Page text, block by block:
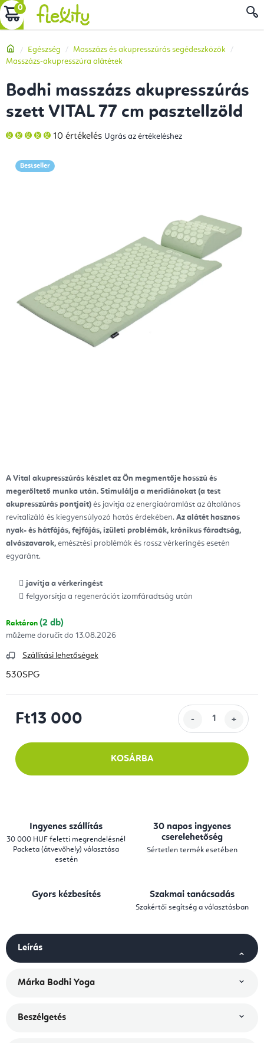
Ugrás
a
tartalomhoz
KOSÁR
Kezdőlap
Egészség
Masszázs és akupresszúrás segédeszközök
Masszázs-akupresszúra alátétek
A Vital akupresszúrás készlet az Ön megmentője hosszú és
megerőltető munka után. Stimulálja a meridiánokat (a test
akupresszúrás pontjait) és javítja az energiaáramlást az általános
revitalizáló és kiegyensúlyozó hatás érdekében. Az alátét hasznos
nyak- és hátfájás, fejfájás, ízületi problémák, krónikus fáradtság,
alvászavarok, emésztési problémák és rossz vérkeringés esetén
egyaránt.
javítja a vérkeringést
felgyorsítja a regenerációt izomfáradtság után
Raktáron (2 db)
13.08.2026
Szállítási lehetőségek
530SPG
Ft13 000
KOSÁRBA
Bodhi masszázs akupresszúrás
szett VITAL 77 cm pasztellzöld
A
termék
5-
ből
10 értékelés Ugrás az értékeléshez
Bestseller
Ingyenes szállítás
30 000 HUF feletti megrendelésnél
Packeta (átvevőhely) választása
esetén
30 napos ingyenes
cserelehetőség
Sértetlen termék esetében
Gyors kézbesítés Szakmai tanácsadás
Szakértői segítség a választásban
Leírás
Márka Bodhi Yoga
Beszélgetés